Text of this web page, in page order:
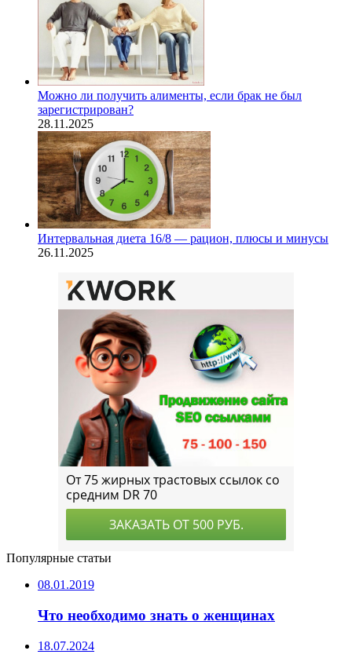
Можно ли получить алименты, если брак не был
зарегистрирован?
28.11.2025
Интервальная диета 16/8 — рацион, плюсы и минусы
26.11.2025
Популярные статьи
08.01.2019
Что необходимо знать о женщинах
18.07.2024